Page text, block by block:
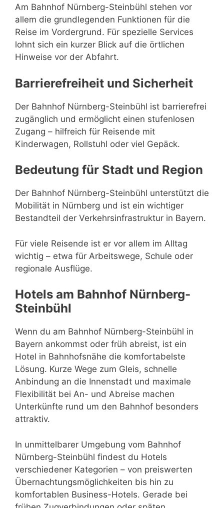
Am Bahnhof Nürnberg-Steinbühl stehen vor
allem die grundlegenden Funktionen für die
Reise im Vordergrund. Für spezielle Services
lohnt sich ein kurzer Blick auf die örtlichen
Hinweise vor der Abfahrt.
Barrierefreiheit und Sicherheit
Der Bahnhof Nürnberg-Steinbühl ist barrierefrei
zugänglich und ermöglicht einen stufenlosen
Zugang – hilfreich für Reisende mit
Kinderwagen, Rollstuhl oder viel Gepäck.
Bedeutung für Stadt und Region
Der Bahnhof Nürnberg-Steinbühl unterstützt die
Mobilität in Nürnberg und ist ein wichtiger
Bestandteil der Verkehrsinfrastruktur in Bayern.
Für viele Reisende ist er vor allem im Alltag
wichtig – etwa für Arbeitswege, Schule oder
regionale Ausflüge.
Hotels am Bahnhof Nürnberg-
Steinbühl
Wenn du am Bahnhof Nürnberg-Steinbühl in
Bayern ankommst oder früh abreist, ist ein
Hotel in Bahnhofsnähe die komfortabelste
Lösung. Kurze Wege zum Gleis, schnelle
Anbindung an die Innenstadt und maximale
Flexibilität bei An- und Abreise machen
Unterkünfte rund um den Bahnhof besonders
attraktiv.
In unmittelbarer Umgebung vom Bahnhof
Nürnberg-Steinbühl findest du Hotels
verschiedener Kategorien – von preiswerten
Übernachtungsmöglichkeiten bis hin zu
komfortablen Business-Hotels. Gerade bei